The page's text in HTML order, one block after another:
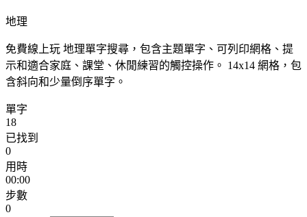
地理
免費線上玩 地理單字搜尋，包含主題單字、可列印網格、提
示和適合家庭、課堂、休閒練習的觸控操作。 14x14 網格，包
含斜向和少量倒序單字。
單字
18
已找到
0
用時
00:00
步數
0